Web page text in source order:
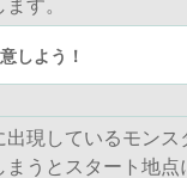
す。
しよう！
現しているモンス
まうとスタート地点